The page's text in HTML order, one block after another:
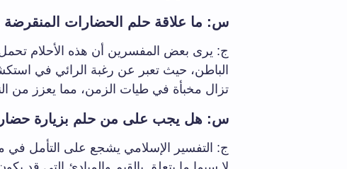
س: ما علاقة حلم الحضارات المنقرضة
ج: يرى بعض المفسرين أن هذه الأحلام تحمل
الباطن، حيث تعبر عن رغبة الرائي في
تزال مخبأة في طيات الزمن، مما يعزز من
س: هل يجب على من حلم بزيارة
ج: التفسير الإسلامي يشجع على التأمل في